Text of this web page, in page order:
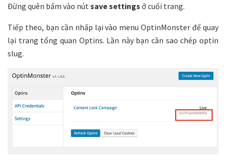
Đừng quên bấm vào nútsave settings ở cuối trang.
Tiếp theo, bạn cần nhấp lại vào menu OptinMonster để quay
lại trang tổng quan Optins. Lần này bạn cần sao chép optin
slug.